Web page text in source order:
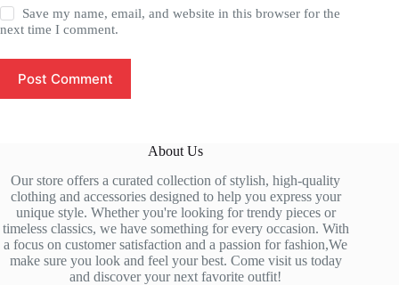
Save my name, email, and website in this browser for the
next time I comment.
Post Comment
About Us
Our store offers a curated collection of stylish, high-quality
clothing and accessories designed to help you express your
unique style. Whether you're looking for trendy pieces or
timeless classics, we have something for every occasion. With
a focus on customer satisfaction and a passion for fashion,We
make sure you look and feel your best. Come visit us today
and discover your next favorite outfit!